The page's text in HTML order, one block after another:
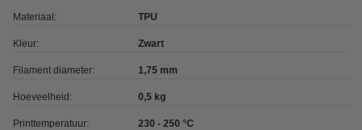
Materiaal: TPU
Kleur: Zwart
Filament diameter: 1,75 mm
Hoeveelheid: 0,5 kg
Printtemperatuur: 230 - 250 °C